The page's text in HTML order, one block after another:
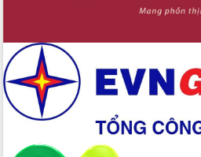
tồn biển
Lấy ý kiến điều chỉnh Quy hoạch tỉnh
Đắk Lắk thời kỳ 2021-2030, tầm nhìn
đến năm 2050
Phát động chiến dịch 30 ngày đêm
giải phóng mặt bằng Tuyến đường bộ
ven biển